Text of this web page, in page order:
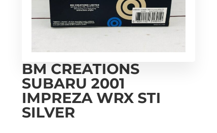
BM CREATIONS
SUBARU 2001
IMPREZA WRX STI
SILVER